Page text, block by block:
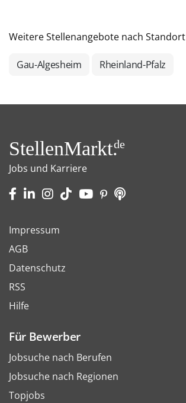
Weitere Stellenangebote nach Standort
Gau-Algesheim Rheinland-Pfalz
StellenMarkt.de
Jobs und Karriere
Impressum
AGB
Datenschutz
RSS
Hilfe
Für Bewerber
Jobsuche nach Berufen
Jobsuche nach Regionen
Topjobs